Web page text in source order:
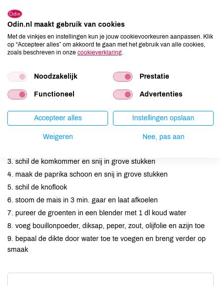
Bereiding
1. schil de ui en snij in halve ringen
3. schil de komkommer en snij in grove stukken
4. maak de paprika schoon en snij in grove stukken
5. schil de knoflook
6. stoom de mais in 3 min. gaar en laat afkoelen
7. pureer de groenten in een blender met 1 dl koud water
8. voeg bouillonpoeder, diksap, peper, zout, olijfolie en azijn toe
9. bepaal de dikte door water toe te voegen en breng verder op
smaak
Odin.nl maakt gebruik van cookies
Met de vinkjes en instellingen kun je jouw cookievoorkeuren aanpassen. Klik
op “Accepteer alles” om akkoord te gaan met het gebruik van alle cookies,
zoals beschreven in onze cookieverklaring
Noodzakelijk Prestatie
Functioneel Advertenties
Accepteer alles Instellingen opslaan
Weigeren Nee, pas aan